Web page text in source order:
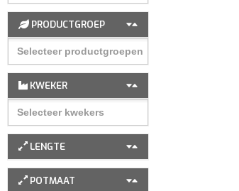
PRODUCTGROEP
KWEKER
LENGTE
POTMAAT